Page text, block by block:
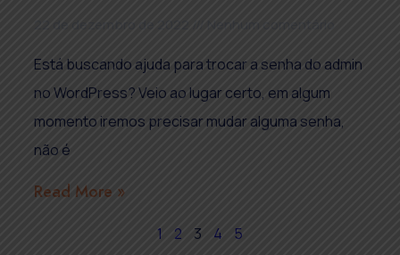
Está buscando ajuda para trocar a senha do admin
no WordPress? Veio ao lugar certo, em algum
momento iremos precisar mudar alguma senha,
não é
Read More »
1 2 3 4 5